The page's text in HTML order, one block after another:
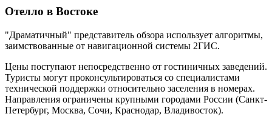
Отелло в Востоке
"Драматичный" представитель обзора использует алгоритмы,
заимствованные от навигационной системы 2ГИС.
Цены поступают непосредственно от гостиничных заведений.
Туристы могут проконсультироваться со специалистами
технической поддержки относительно заселения в номерах.
Направления ограничены крупными городами России (Санкт-
Петербург, Москва, Сочи, Краснодар, Владивосток).